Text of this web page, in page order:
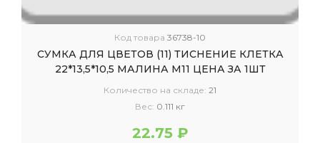
Код товара 36738-10
СУМКА ДЛЯ ЦВЕТОВ (11) ТИСНЕНИЕ КЛЕТКА
22*13,5*10,5 МАЛИНА М11 ЦЕНА ЗА 1ШТ
Количество на складе: 21
Вес: 0.111 кг
22.75 ₽